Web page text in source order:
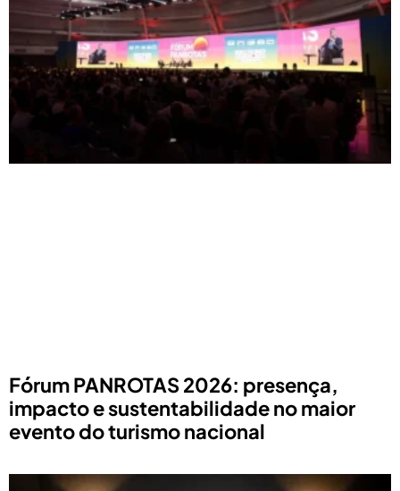
Fórum PANROTAS 2026: presença,
impacto e sustentabilidade no maior
evento do turismo nacional